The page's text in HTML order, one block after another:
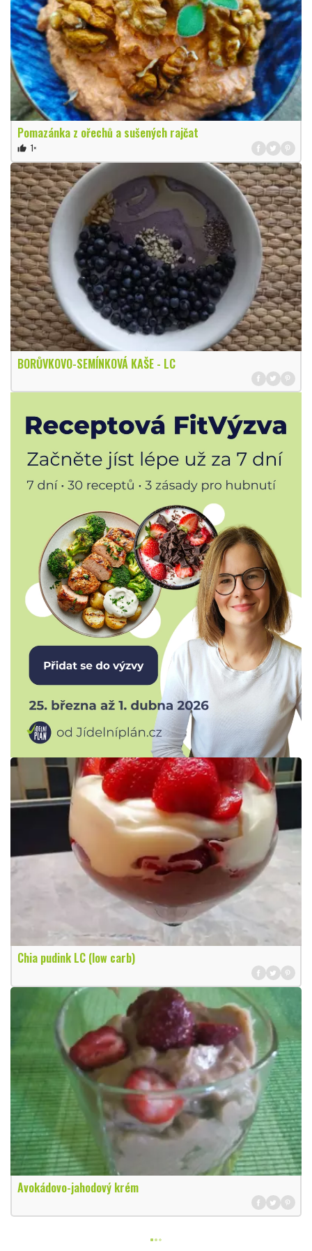
Pomazánka z ořechů a sušených rajčat
thumb_up 1×
BORŮVKOVO-SEMÍNKOVÁ KAŠE - LC
Chia pudink LC (low carb)
Avokádovo-jahodový krém